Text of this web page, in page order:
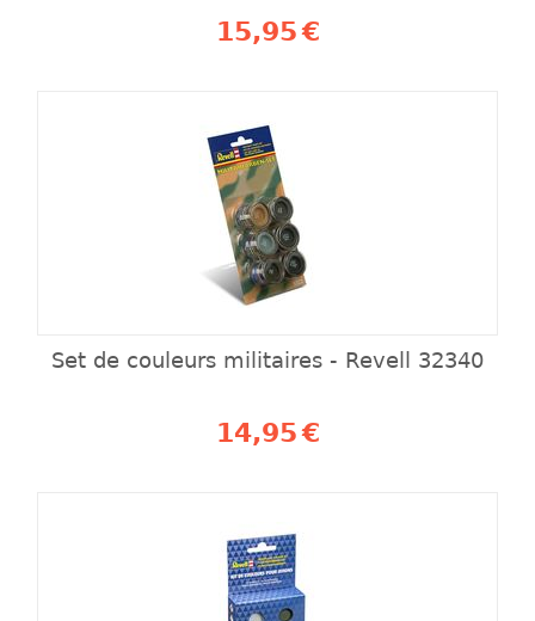
15,95€
Set de couleurs militaires - Revell 32340
14,95€